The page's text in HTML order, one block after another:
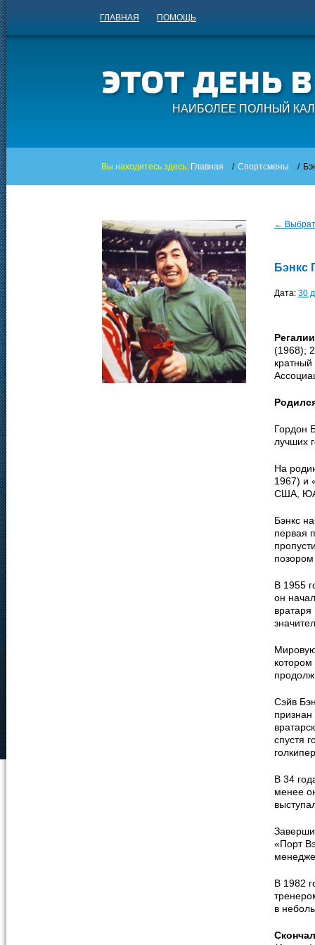
ГЛАВНАЯ ПОМОЩЬ
НАИБОЛЕЕ ПОЛНЫЙ
Вы находитесь здесь: Главная / Спортсмены /
←
Бэнкс
Дата: 30
(1968);
Гордон
лучших
На
1967) и
США,
Бэнкс
первая
В 1955
он
вратаря
Сэйв
спустя
В 34
менее
«Порт
В 1982
в